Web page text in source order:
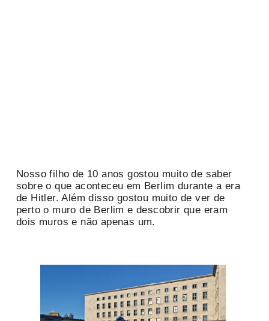
Nosso filho de 10 anos gostou muito de saber
sobre o que aconteceu em Berlim durante a era
de Hitler. Além disso gostou muito de ver de
perto o muro de Berlim e descobrir que eram
dois muros e não apenas um.